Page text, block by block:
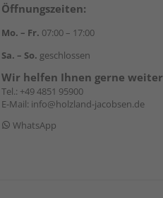
Öffnungszeiten:
Mo. – Fr. 07:00 – 17:00
Sa. – So. geschlossen
Wir helfen Ihnen gerne weiter
Tel.: +49 4851 95900
E-Mail: info@holzland-jacobsen.de
WhatsApp